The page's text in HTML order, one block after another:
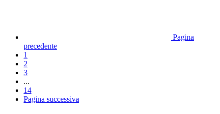
Pagina
precedente
1
2
3
...
14
Pagina successiva